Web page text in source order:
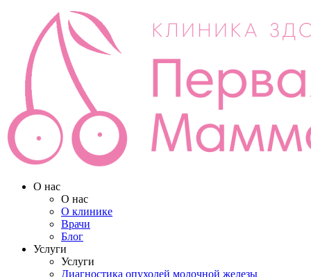
О нас
О нас
О клинике
Врачи
Блог
Услуги
Услуги
Диагностика опухолей молочной железы